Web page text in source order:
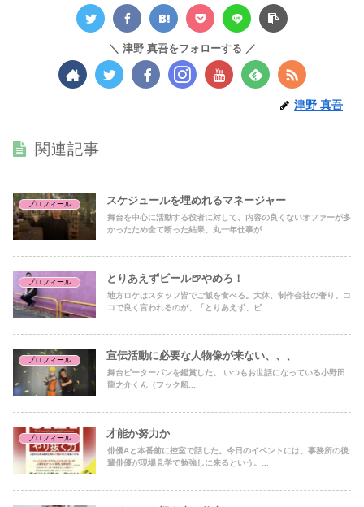
津野 真吾をフォローする
津野 真吾
関連記事
プロフィール スケジュールを埋めれるマネージャー
舞台を中心に活動する役者に対して、内容の良くないオファーが多
かったため全て断った結果、丸一年仕事が...
プロフィール とりあえずビール🍺やめろ！
地方ロケはスタッフ皆でご飯を食べる。大体、制作会社の奢り。コ
コで良く言われるのが、「とりあえず、ビ...
プロフィール 宣伝活動に必要な人物像が来ない、、、
舞台ピーターパンを鑑賞した。 いつもお世話になっている小野田
龍之介くん（フック船...
プロフィール 才能か努力か
俳優Aと本番前に控室で話した。今日のイベントには、事務所の後
輩俳優が現場見学で勉強しに来るという。...